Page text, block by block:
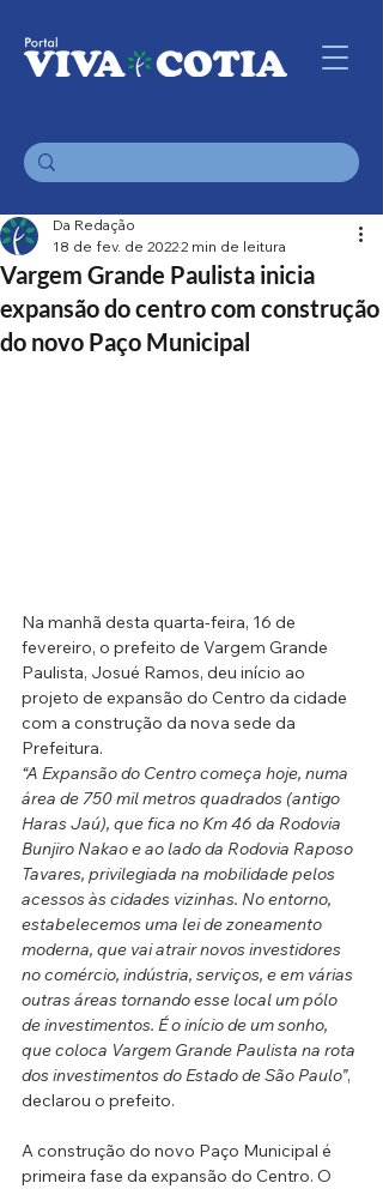
Vargem Grande Paulista inicia
expansão do centro com construção
do novo Paço Municipal
Da Redação
18 de fev. de 20222 min de leitura
Na manhã desta quarta-feira, 16 de
fevereiro, o prefeito de Vargem Grande
Paulista, Josué Ramos, deu início ao
projeto de expansão do Centro da cidade
com a construção da nova sede da
Prefeitura.
“A Expansão do Centro começa hoje, numa
área de 750 mil metros quadrados (antigo
Haras Jaú), que fica no Km 46 da Rodovia
Bunjiro Nakao e ao lado da Rodovia Raposo
Tavares, privilegiada na mobilidade pelos
acessos às cidades vizinhas. No entorno,
estabelecemos uma lei de zoneamento
moderna, que vai atrair novos investidores
no comércio, indústria, serviços, e em várias
outras áreas tornando esse local um pólo
de investimentos. É o início de um sonho,
que coloca Vargem Grande Paulista na rota
dos investimentos do Estado de São Paulo”,
declarou o prefeito.
A construção do novo Paço Municipal é
primeira fase da expansão do Centro. O